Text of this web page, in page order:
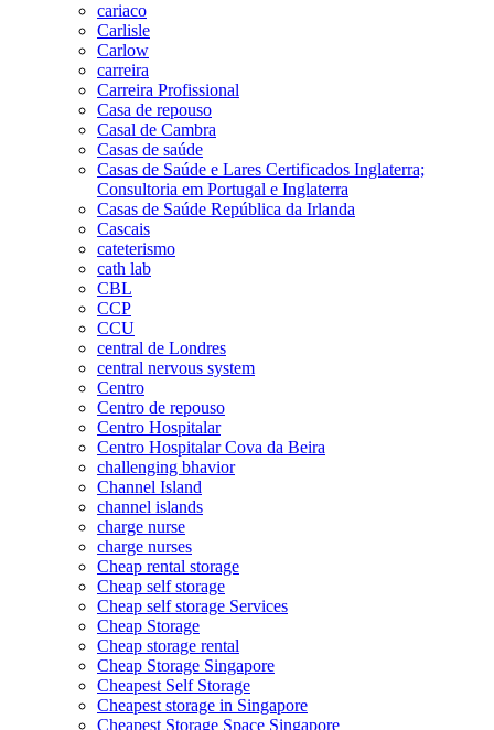
cariaco
Carlisle
Carlow
carreira
Carreira Profissional
Casa de repouso
Casal de Cambra
Casas de saúde
Casas de Saúde e Lares Certificados Inglaterra;
Consultoria em Portugal e Inglaterra
Casas de Saúde República da Irlanda
Cascais
cateterismo
cath lab
CBL
CCP
CCU
central de Londres
central nervous system
Centro
Centro de repouso
Centro Hospitalar
Centro Hospitalar Cova da Beira
challenging bhavior
Channel Island
channel islands
charge nurse
charge nurses
Cheap rental storage
Cheap self storage
Cheap self storage Services
Cheap Storage
Cheap storage rental
Cheap Storage Singapore
Cheapest Self Storage
Cheapest storage in Singapore
Cheapest Storage Space Singapore